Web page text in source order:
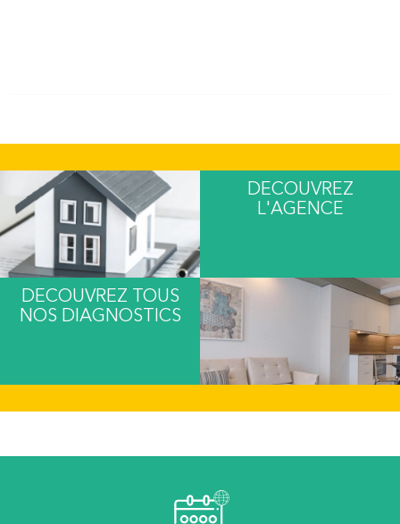
DECOUVREZ
L'AGENCE
DECOUVREZ TOUS
NOS DIAGNOSTICS